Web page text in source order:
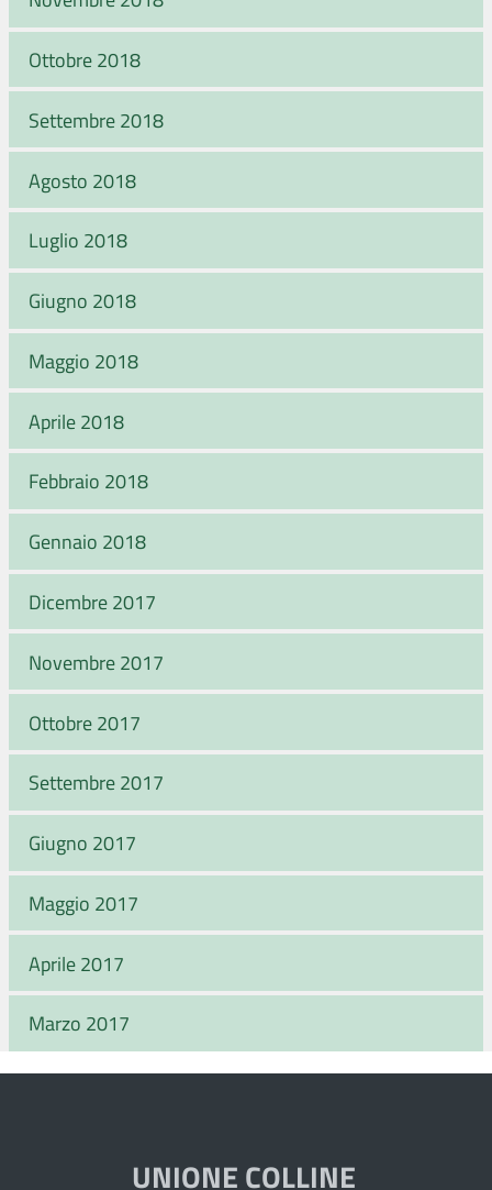
Ottobre 2018
Settembre 2018
Agosto 2018
Luglio 2018
Giugno 2018
Maggio 2018
Aprile 2018
Febbraio 2018
Gennaio 2018
Dicembre 2017
Novembre 2017
Ottobre 2017
Settembre 2017
Giugno 2017
Maggio 2017
Aprile 2017
Marzo 2017
UNIONE COLLINE